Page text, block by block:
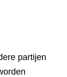
partijen